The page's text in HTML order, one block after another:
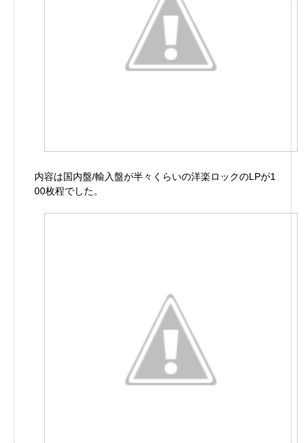
内容は国内盤/輸入盤が半々くらいの洋楽ロックのLPが1
00枚程でした。